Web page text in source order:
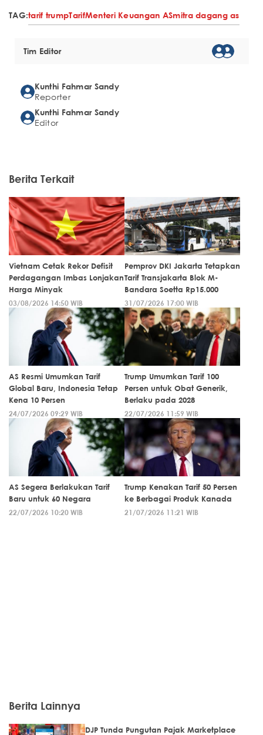
TAG:tarif trumpTarifMenteri Keuangan ASmitra dagang as
Tim Editor
Kunthi Fahmar Sandy
Reporter
Kunthi Fahmar Sandy
Editor
Berita Terkait
Vietnam Cetak Rekor Defisit
Perdagangan Imbas Lonjakan
Harga Minyak
03/08/2026 14:50 WIB
Pemprov DKI Jakarta Tetapkan
Tarif Transjakarta Blok M-
Bandara Soetta Rp15.000
31/07/2026 17:00 WIB
AS Resmi Umumkan Tarif
Global Baru, Indonesia Tetap
Kena 10 Persen
24/07/2026 09:29 WIB
Trump Umumkan Tarif 100
Persen untuk Obat Generik,
Berlaku pada 2028
22/07/2026 11:59 WIB
AS Segera Berlakukan Tarif
Baru untuk 60 Negara
22/07/2026 10:20 WIB
Trump Kenakan Tarif 50 Persen
ke Berbagai Produk Kanada
21/07/2026 11:21 WIB
Berita Lainnya
DJP Tunda Pungutan Pajak Marketplace